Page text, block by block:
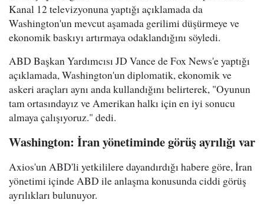
Kanal 12 televizyonuna yaptığı açıklamada da
Washington'un mevcut aşamada gerilimi düşürmeye ve
ekonomik baskıyı artırmaya odaklandığını söyledi.
ABD Başkan Yardımcısı JD Vance de Fox News'e yaptığı
açıklamada, Washington'un diplomatik, ekonomik ve
askeri araçları aynı anda kullandığını belirterek, "Oyunun
tam ortasındayız ve Amerikan halkı için en iyi sonucu
almaya çalışıyoruz." dedi.
Washington: İran yönetiminde görüş ayrılığı var
Axios'un ABD'li yetkililere dayandırdığı habere göre, İran
yönetimi içinde ABD ile anlaşma konusunda ciddi görüş
ayrılıkları bulunuyor.